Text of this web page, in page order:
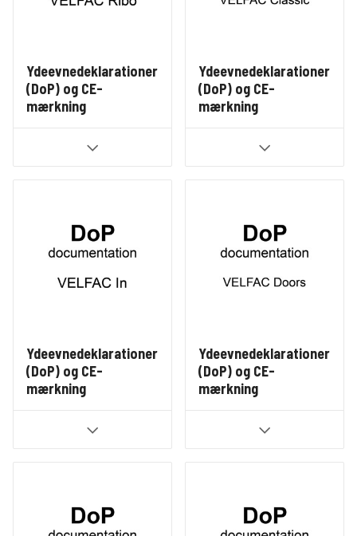
Ydeevnedeklarationer
(DoP) og CE-
mærkning
Ydeevnedeklarationer
(DoP) og CE-
mærkning
Ydeevnedeklarationer
(DoP) og CE-
mærkning
Ydeevnedeklarationer
(DoP) og CE-
mærkning